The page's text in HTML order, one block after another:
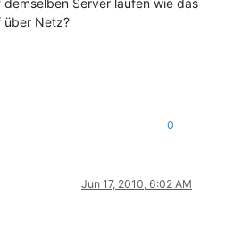
über Netz?
0
Jun 17, 2010, 6:02 AM